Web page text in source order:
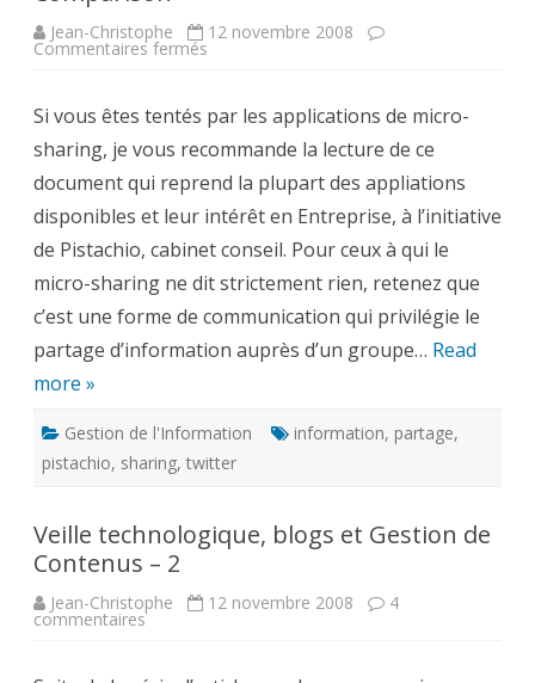
Jean-Christophe 12 novembre 2008
Commentaires fermés
Tools
Comparison
Si vous êtes tentés par les applications de micro-
sharing, je vous recommande la lecture de ce
document qui reprend la plupart des appliations
disponibles et leur intérêt en Entreprise, à l’initiative
de Pistachio, cabinet conseil. Pour ceux à qui le
micro-sharing ne dit strictement rien, retenez que
c’est une forme de communication qui privilégie le
partage d’information auprès d’un groupe… Read
more »
Gestion de l'Information information, partage,
pistachio, sharing, twitter
Veille technologique, blogs et Gestion de
Contenus – 2
Jean-Christophe 12 novembre 2008 4
commentairessur